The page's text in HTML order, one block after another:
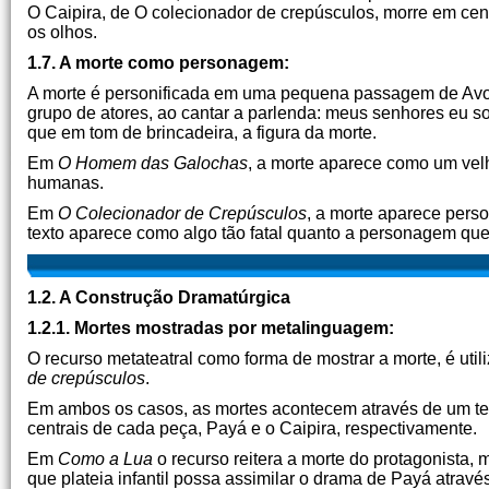
O Caipira, de O colecionador de crepúsculos, morre em
os olhos.
1.7. A morte como personagem:
A morte é personificada em uma pequena passagem de
grupo de atores, ao cantar a parlenda: meus senhores eu
que em tom de brincadeira, a figura da morte.
Em O Homem das Galochas, a morte aparece como um
humanas.
Em O Colecionador de Crepúsculos, a morte aparece
texto aparece como algo tão fatal quanto a personagem
1.2. A Construção Dramatúrgica
1.2.1. Mortes mostradas por metalinguagem:
O recurso metateatral como forma de mostrar a morte, é
de crepúsculos.
Em ambos os casos, as mortes acontecem através de um
centrais de cada peça, Payá e o Caipira, respectivamente.
Em Como a Lua o recurso reitera a morte do protagonista,
que plateia infantil possa assimilar o drama de Payá